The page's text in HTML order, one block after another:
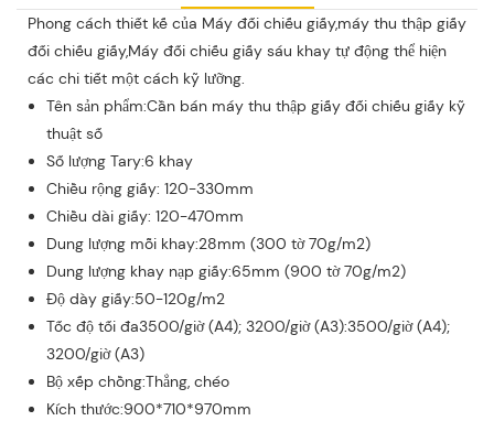
Phong cách thiết kế của Máy đối chiếu giấy,máy thu thập giấy
đối chiếu giấy,Máy đối chiếu giấy sáu khay tự động thể hiện
các chi tiết một cách kỹ lưỡng.
Tên sản phẩm:Cần bán máy thu thập giấy đối chiếu giấy kỹ
thuật số
Số lượng Tary:6 khay
Chiều rộng giấy: 120-330mm
Chiều dài giấy: 120-470mm
Dung lượng mỗi khay:28mm (300 tờ 70g/m2)
Dung lượng khay nạp giấy:65mm (900 tờ 70g/m2)
Độ dày giấy:50-120g/m2
Tốc độ tối đa3500/giờ (A4); 3200/giờ (A3):3500/giờ (A4);
3200/giờ (A3)
Bộ xếp chồng:Thẳng, chéo
Kích thước:900*710*970mm